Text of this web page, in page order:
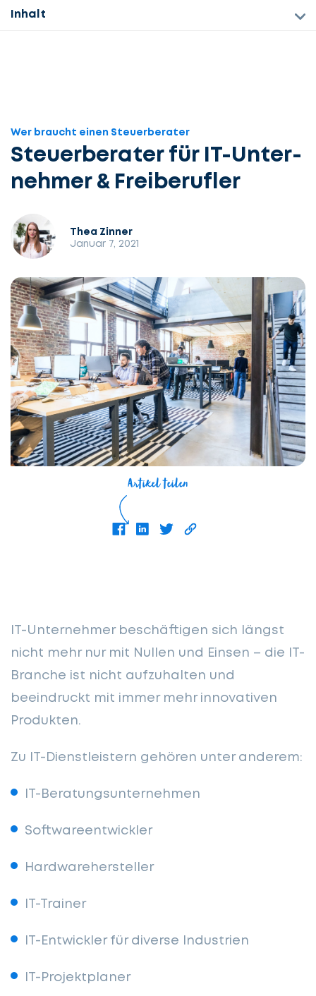
Inhalt
Wer braucht einen Steuerberater
Steuer­berater für IT-Unter­
nehmer & Frei­berufler
Thea Zinner
Januar 7, 2021
Artikel teilen
IT-Unternehmer beschäftigen sich längst
nicht mehr nur mit Nullen und Einsen – die IT-
Branche ist nicht aufzuhalten und
beeindruckt mit immer mehr innovativen
Produkten.
Zu IT-Dienstleistern gehören unter anderem:
IT-Beratungsunternehmen
Softwareentwickler
Hardwarehersteller
IT-Trainer
IT-Entwickler für diverse Industrien
IT-Projektplaner